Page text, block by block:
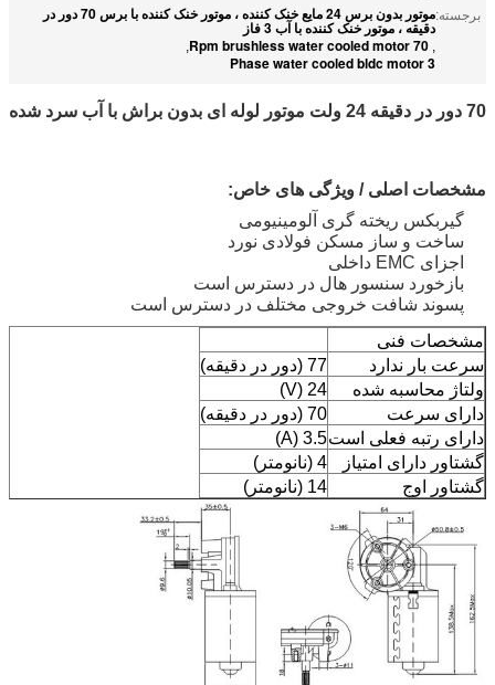
برجسته:
موتور بدون برس 24 مایع خنک کننده ، موتور خنک کننده با برس 70 دور در
دقیقه ، موتور خنک کننده با آب 3 فاز
,
70 Rpm brushless water cooled motor
,
3 Phase water cooled bldc motor
70 دور در دقیقه 24 ولت موتور لوله ای بدون براش با آب سرد شده
مشخصات اصلی / ویژگی های خاص:
گیربکس ریخته گری آلومینیومی
ساخت و ساز مسکن فولادی نورد
اجزای EMC داخلی
بازخورد سنسور هال در دسترس است
پسوند شافت خروجی مختلف در دسترس است
مشخصات فنی
سرعت بار ندارد
77 (دور در دقیقه)
ولتاژ محاسبه شده
24 (V)
دارای سرعت
70 (دور در دقیقه)
دارای رتبه فعلی است3.5 (A)
گشتاور دارای امتیاز
4 (نانومتر)
گشتاور اوج
14 (نانومتر)